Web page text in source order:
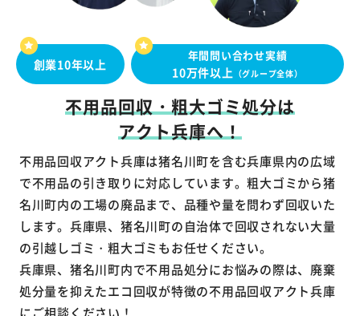
創業10年以上
年間問い合わせ実績
10万件以上 （グループ全体）
不用品回収・粗大ゴミ処分は
アクト兵庫へ！
不用品回収アクト兵庫は猪名川町を含む兵庫県内の広域
で不用品の引き取りに対応しています。粗大ゴミから猪
名川町内の工場の廃品まで、品種や量を問わず回収いた
します。兵庫県、猪名川町の自治体で回収されない大量
の引越しゴミ・粗大ゴミもお任せください。
兵庫県、猪名川町内で不用品処分にお悩みの際は、廃棄
処分量を抑えたエコ回収が特徴の不用品回収アクト兵庫
にご相談ください！